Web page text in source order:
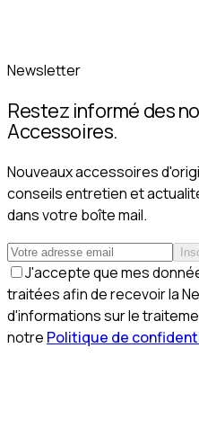
Newsletter
Restez informé des
Accessoires.
Nouveaux accessoires
conseils entretien et
dans votre boîte mail.
J'accepte que mes
traitées afin de recevoir la
d'informations sur le
notre Politique de